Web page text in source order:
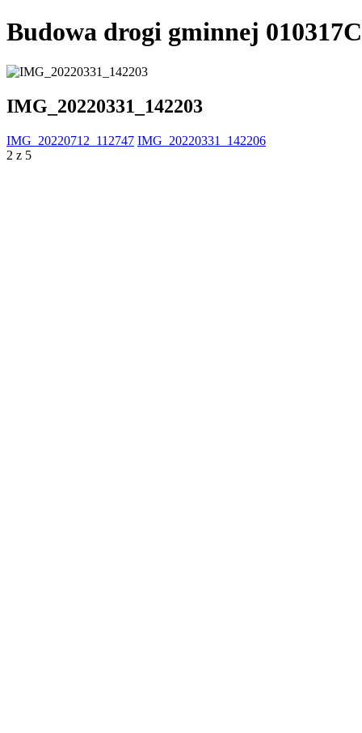
Budowa drogi gminnej 010317C
IMG_20220331_142203
IMG_20220712_112747 IMG_20220331_142206
2 z 5